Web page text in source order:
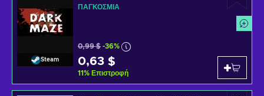
Steam
ΠΑΓΚΌΣΜΙΑ
0,99 $ -36%
0,63 $
11% Επιστροφή